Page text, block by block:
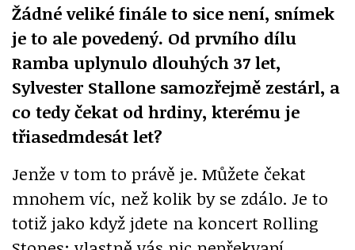
Žádné veliké finále to sice není, snímek
je to ale povedený. Od prvního dílu
Ramba uplynulo dlouhých 37 let,
Sylvester Stallone samozřejmě zestárl, a
co tedy čekat od hrdiny, kterému je
třiasedmdesát let?
Jenže v tom to právě je. Můžete čekat
mnohem víc, než kolik by se zdálo. Je to
totiž jako když jdete na koncert Rolling